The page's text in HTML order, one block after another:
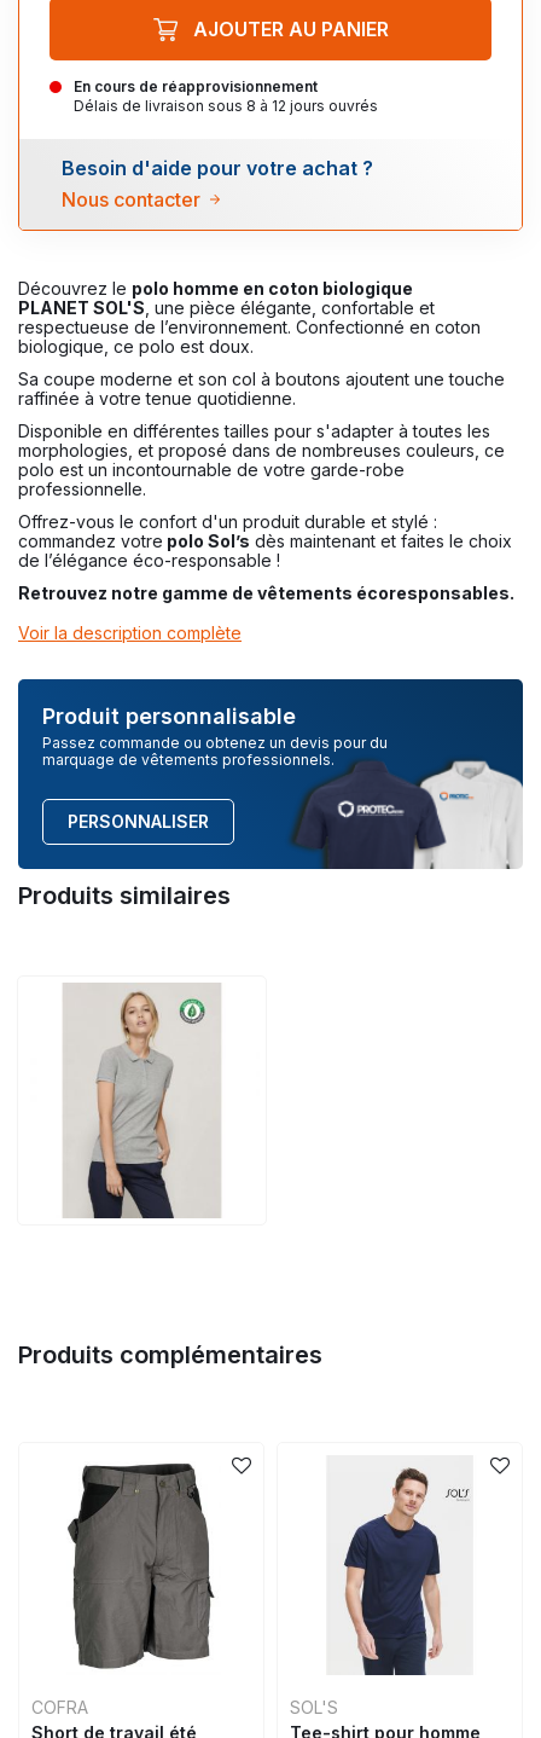
Découvrez le polo homme en coton biologique
PLANET SOL'S , une pièce élégante, confortable et
respectueuse de l’environnement. Confectionné en coton
biologique, ce polo est doux.
Sa coupe moderne et son col à boutons ajoutent une touche
raffinée à votre tenue quotidienne.
Disponible en différentes tailles pour s'adapter à toutes les
morphologies, et proposé dans de nombreuses couleurs, ce
polo est un incontournable de votre garde-robe
professionnelle.
Offrez-vous le confort d'un produit durable et stylé :
commandez votre polo Sol’s dès maintenant et faites le choix
de l’élégance éco-responsable !
Retrouvez notre gamme de vêtements écoresponsables.
Voir la description complète
Produit personnalisable
Passez commande ou obtenez un devis pour du
marquage de vêtements professionnels.
PERSONNALISER
Produits similaires
En cours de réapprovisionnement
Délais de livraison sous 8 à 12 jours ouvrés
AJOUTER AU PANIER
Besoin d'aide pour votre achat ?
Nous contacter
Produits complémentaires
COFRA
Short de travail été
SOL'S
Tee-shirt pour homme